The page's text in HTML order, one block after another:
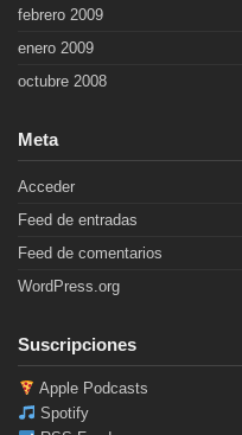
febrero 2009
enero 2009
octubre 2008
Meta
Acceder
Feed de entradas
Feed de comentarios
WordPress.org
Suscripciones
Apple Podcasts
Spotify